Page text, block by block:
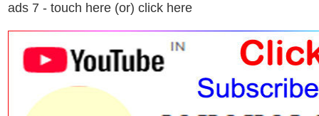
ads 7 - touch here (or) click here